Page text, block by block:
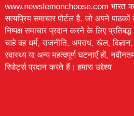
www.newslemonchoose.com भारत
सत्यप्रिय समाचार पोर्टल है, जो अपने
निष्पक्ष समाचार प्रदान करने के लिए
चाहे वह धर्म, राजनीति, अपराध, खेल,
स्वास्थ्य या अन्य महत्वपूर्ण घटनाएँ हों,
रिपोर्ट्स प्रदान करते हैं। हमारा उद्देश्य